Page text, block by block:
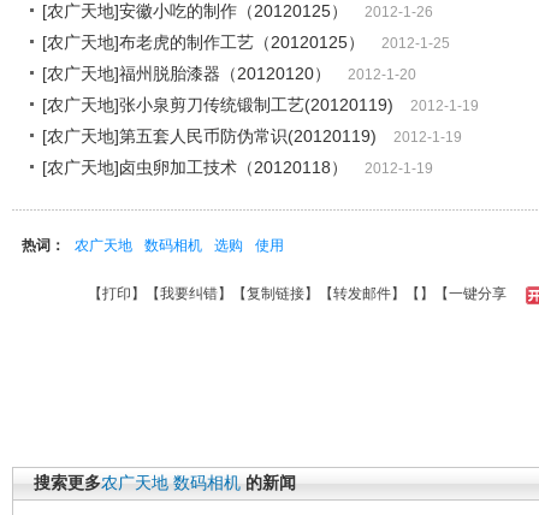
[农广天地]安徽小吃的制作（20120125）
2012-1-26
[农广天地]布老虎的制作工艺（20120125） 2012-1-25
[农广天地]福州脱胎漆器（20120120） 2012-1-20
[农广天地]张小泉剪刀传统锻制工艺(20120119) 2012-1-19
[农广天地]第五套人民币防伪常识(20120119) 2012-1-19
[农广天地]卤虫卵加工技术（20120118） 2012-1-19
热词： 农广天地 数码相机 选购 使用
【打印 】【我要纠错】【复制链接】【转发邮件】【 】 【一键分享
搜索更多农广天地 数码相机 的新闻